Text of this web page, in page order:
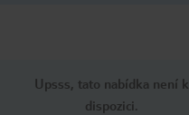
Upsss, tato nabídka není k
dispozici.